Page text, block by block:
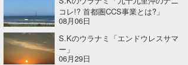
コレ!? 首都圏CCS事業とは?」
08月06日
S.Kのウラナミ「エンドウレスサマ
ー」
06月29日
Romisea